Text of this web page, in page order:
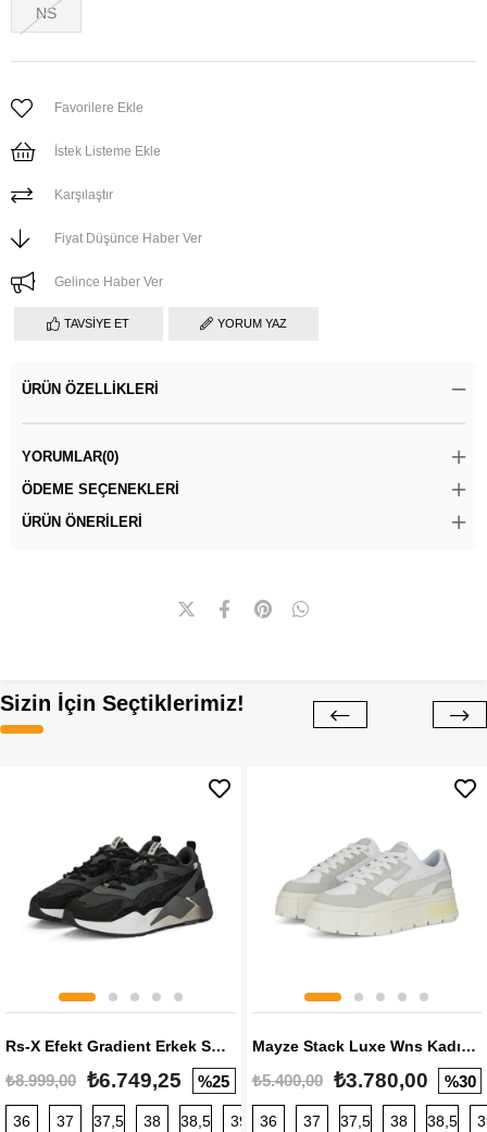
NS
Favorilere Ekle
İstek Listeme Ekle
Karşılaştır
Fiyat Düşünce Haber Ver
Gelince Haber Ver
TAVSIYE ET YORUM YAZ
ÜRÜN ÖZELLIKLERI
YORUMLAR(0)
ÖDEME SEÇENEKLERI
ÜRÜN ÖNERILERI
Sizin İçin Seçtiklerimiz!
Rs-X Efekt Gradient Erkek Sneaker
₺8.999,00 ₺6.749,25 %25
36 37 37,5 38 38,5 39 40 40,5 41 42 42,5
Mayze Stack Luxe Wns Kadın Sneaker
₺5.400,00 ₺3.780,00 %30
36 37 37,5 38 38,5